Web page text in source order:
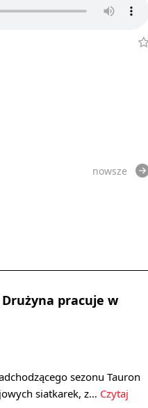
nowsze
Drużyna pracuje w
sezonu Tauron
siatkarek, z… Czytaj